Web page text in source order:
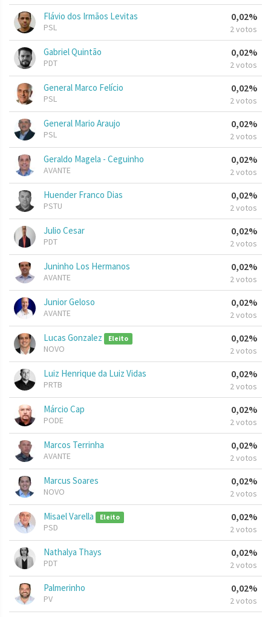
Flávio dos Irmãos Levitas
PSL
0,02%
2 votos
Gabriel Quintão
PDT
0,02%
2 votos
General Marco Felício
PSL
0,02%
2 votos
General Mario Araujo
PSL
0,02%
2 votos
Geraldo Magela - Ceguinho
AVANTE
0,02%
2 votos
Huender Franco Dias
PSTU
0,02%
2 votos
Julio Cesar
PDT
0,02%
2 votos
Juninho Los Hermanos
AVANTE
0,02%
2 votos
Junior Geloso
AVANTE
0,02%
2 votos
Lucas Gonzalez Eleito
NOVO
0,02%
2 votos
Luiz Henrique da Luiz Vidas
PRTB
0,02%
2 votos
Márcio Cap
PODE
0,02%
2 votos
Marcos Terrinha
AVANTE
0,02%
2 votos
Marcus Soares
NOVO
0,02%
2 votos
Misael Varella Eleito
PSD
0,02%
2 votos
Nathalya Thays
PDT
0,02%
2 votos
Palmerinho
PV
0,02%
2 votos